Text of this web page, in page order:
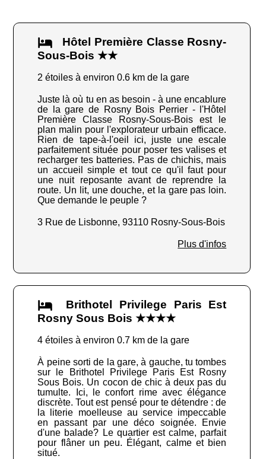
Hôtel Première Classe Rosny-
Sous-Bois ★★
2 étoiles à environ 0.6 km de la gare
Juste là où tu en as besoin - à une encablure
de la gare de Rosny Bois Perrier - l'Hôtel
Première Classe Rosny-Sous-Bois est le
plan malin pour l'explorateur urbain efficace.
Rien de tape-à-l'oeil ici, juste une escale
parfaitement située pour poser tes valises et
recharger tes batteries. Pas de chichis, mais
un accueil simple et tout ce qu'il faut pour
une nuit reposante avant de reprendre la
route. Un lit, une douche, et la gare pas loin.
Que demande le peuple ?
3 Rue de Lisbonne, 93110 Rosny-Sous-Bois
Plus d'infos
Brithotel Privilege Paris Est
Rosny Sous Bois ★★★★
4 étoiles à environ 0.7 km de la gare
À peine sorti de la gare, à gauche, tu tombes
sur le Brithotel Privilege Paris Est Rosny
Sous Bois. Un cocon de chic à deux pas du
tumulte. Ici, le confort rime avec élégance
discrète. Tout est pensé pour te détendre : de
la literie moelleuse au service impeccable
en passant par une déco soignée. Envie
d'une balade? Le quartier est calme, parfait
pour flâner un peu. Élégant, calme et bien
situé.